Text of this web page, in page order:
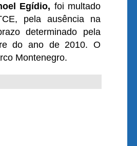
Egídio, foi multado
pela ausência na
determinado pela
do ano de 2010. O
Montenegro.